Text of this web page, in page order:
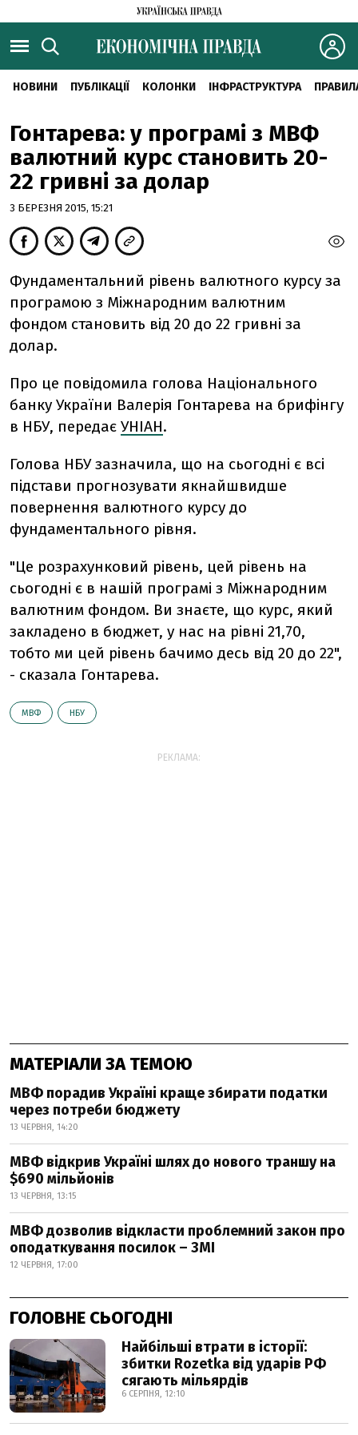
НОВИНИ ПУБЛІКАЦІЇ КОЛОНКИ ІНФРАСТРУКТУРА
Гонтарева: у програмі з МВФ
валютний курс становить 20-
22 гривні за долар
3 БЕРЕЗНЯ 2015, 15:21
Фундаментальний рівень валютного курсу за
програмою з Міжнародним валютним
фондом становить від 20 до 22 гривні за
долар.
Про це повідомила голова Національного
банку України Валерія Гонтарева на брифінгу
в НБУ, передає УНІАН.
Голова НБУ зазначила, що на сьогодні є всі
підстави прогнозувати якнайшвидше
повернення валютного курсу до
фундаментального рівня.
"Це розрахунковий рівень, цей рівень на
сьогодні є в нашій програмі з Міжнародним
валютним фондом. Ви знаєте, що курс, який
закладено в бюджет, у нас на рівні 21,70,
тобто ми цей рівень бачимо десь від 20 до 22",
- сказала Гонтарева.
МВФ НБУ
РЕКЛАМА:
МАТЕРІАЛИ ЗА ТЕМОЮ
МВФ порадив Україні краще збирати податки
через потреби бюджету
13 ЧЕРВНЯ, 14:20
МВФ відкрив Україні шлях до нового траншу на
$690 мільйонів
13 ЧЕРВНЯ, 13:15
МВФ дозволив відкласти проблемний закон про
оподаткування посилок – ЗМІ
12 ЧЕРВНЯ, 17:00
ГОЛОВНЕ СЬОГОДНІ
Найбільші втрати в історії:
збитки Rozetka від ударів РФ
сягають мільярдів
6 СЕРПНЯ, 12:10